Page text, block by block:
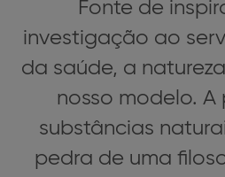
Fonte de
investigação ao
da saúde, a
nosso modelo. A
substâncias
pedra de uma